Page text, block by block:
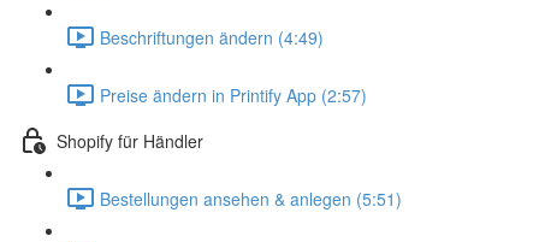
Beschriftungen ändern (4:49)
Preise ändern in Printify App (2:57)
Shopify für Händler
Bestellungen ansehen & anlegen (5:51)